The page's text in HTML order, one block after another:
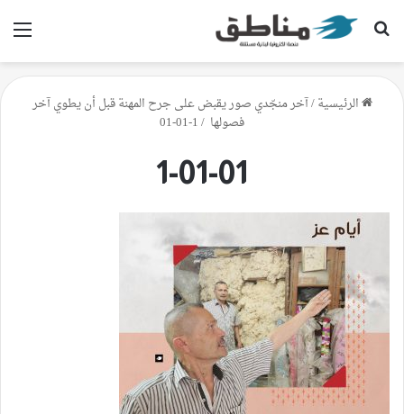
بحث عن
الرئيسية/آخر منجّدي صور يقبض على جرح المهنة قبل أن يطوي آخر
فصولها /
1-01-01
1-01-01